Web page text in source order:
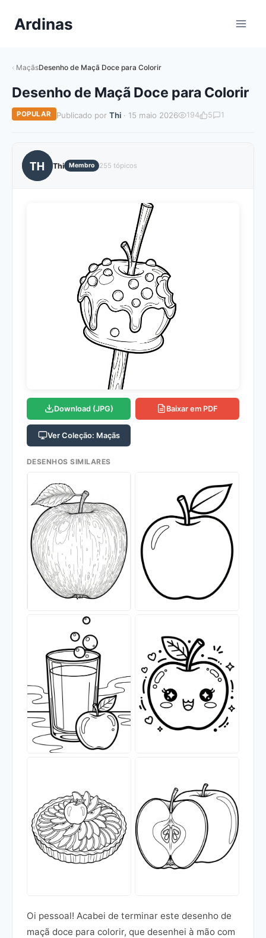
paraArdinas
MaçãsDesenho de Maçã Doce para Colorir
Desenho de Maçã Doce para Colorir
POPULAR Publicado por Thi· 15 maio 2026 194 5 1
TH Thi Membro 255 tópicos
Download (JPG) Baixar em PDF
Ver Coleção: Maçãs
DESENHOS SIMILARES
Oi pessoal! Acabei de terminar este desenho de
maçã doce para colorir, que desenhei à mão com